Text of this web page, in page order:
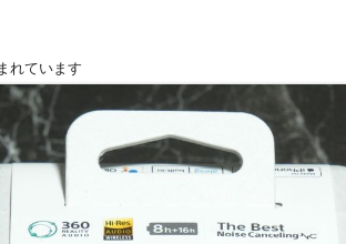
れています